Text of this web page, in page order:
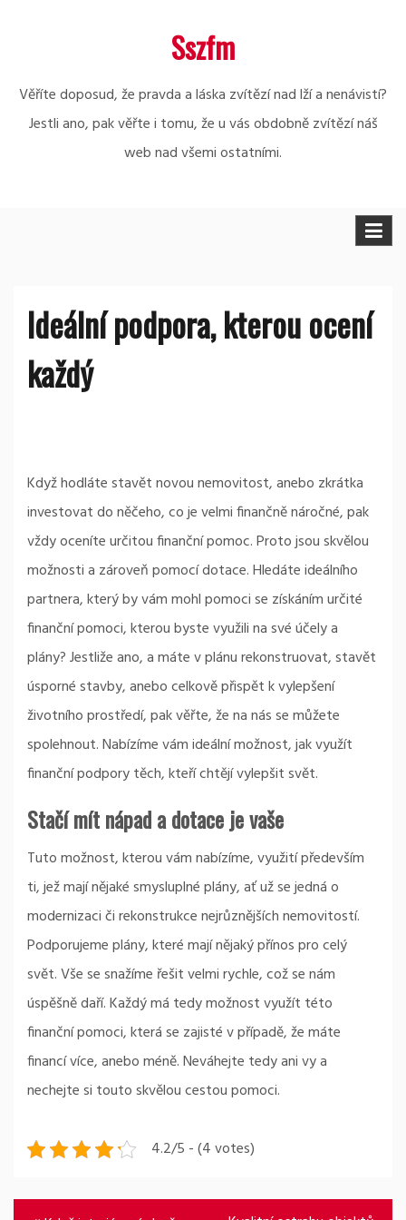
Sszfm
Věříte doposud, že pravda a láska zvítězí nad lží a nenávistí?
Jestli ano, pak věřte i tomu, že u vás obdobně zvítězí náš
web nad všemi ostatními.
Ideální podpora, kterou ocení
každý
Když hodláte stavět novou nemovitost, anebo zkrátka
investovat do něčeho, co je velmi finančně náročné, pak
vždy oceníte určitou finanční pomoc. Proto jsou skvělou
možnosti a zároveň pomocídotace. Hledáte ideálního
partnera, který by vám mohl pomoci se získáním určité
finanční pomoci, kterou byste využili na své účely a
plány? Jestliže ano, a máte v plánu rekonstruovat, stavět
úsporné stavby, anebo celkově přispět k vylepšení
životního prostředí, pak věřte, že na nás se můžete
spolehnout. Nabízíme vám ideální možnost, jak využít
finanční podpory těch, kteří chtějí vylepšit svět.
Stačí mít nápad a dotace je vaše
Tuto možnost, kterou vám nabízíme, využití především
ti, jež mají nějaké smysluplné plány, ať už se jedná o
modernizaci či rekonstrukce nejrůznějších nemovitostí.
Podporujeme plány, které mají nějaký přínos pro celý
svět. Vše se snažíme řešit velmi rychle, což se nám
úspěšně daří. Každý má tedy možnost využít této
finanční pomoci, která se zajisté v případě, že máte
financí více, anebo méně. Neváhejte tedy ani vy a
nechejte si touto skvělou cestou pomoci.
4.2/5 - (4 votes)